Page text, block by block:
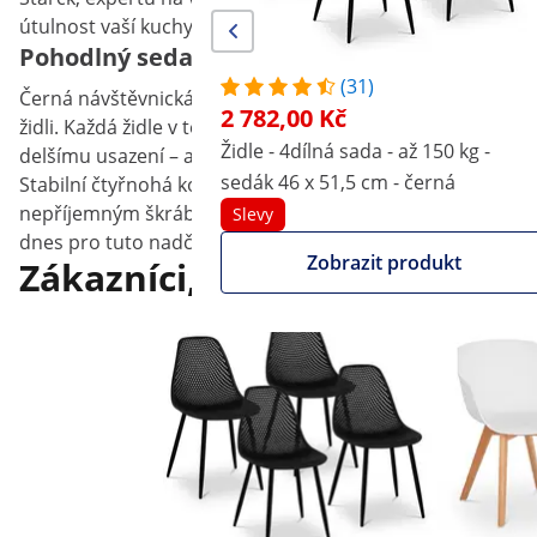
(31)
2 782,00 Kč
Židle - 4dílná sada - až 150 kg -
sedák 46 x 51,5 cm - černá
Slevy
Zobrazit produkt
útulnost vaší kuchyně nebo balkonu.
Pohodlný sedací nábytek ze sortimentu
Černá návštěvnická židle z odolného plastu má velký
židli. Každá židle v této 2dílné sadě unese hmotnost až
delšímu usazení – ať už ve stylové kavárně nebo v
Stabilní čtyřnohá konstrukce zajišťuje trvalou
nepříjemným škrábancům. Použité materiály, jako je
dnes pro tuto nadčasově elegantní plastovou židli, a
Zákazníci, kteří si prohlédli